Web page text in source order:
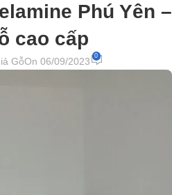
Phú Yên –
cao cấp
GỗOn 06/09/2023 0